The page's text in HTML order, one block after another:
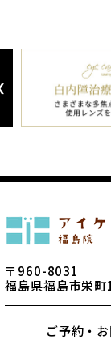
〒960-8031
福島県福島市栄
ご予約・